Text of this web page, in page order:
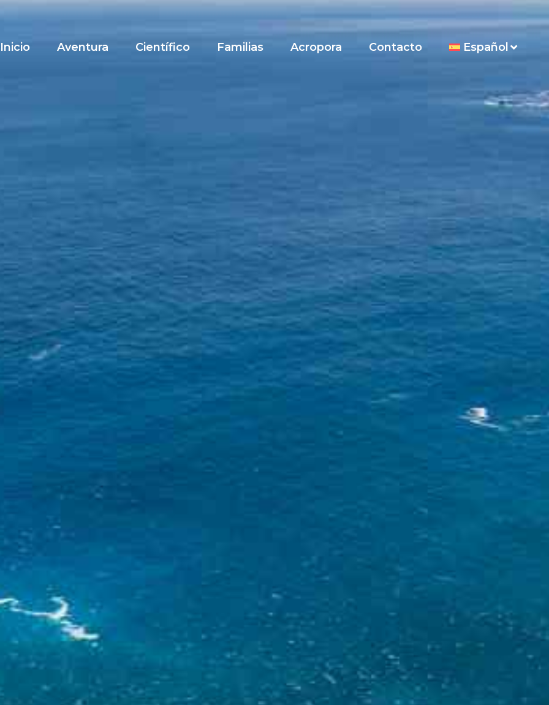
Inicio Aventura Científico Familias Acropora Contacto Español